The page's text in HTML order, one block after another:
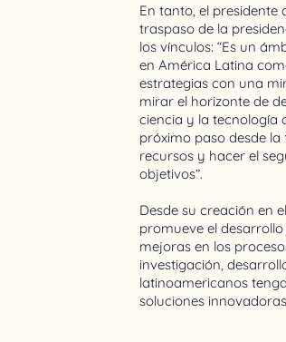
En tanto, el presidente
traspaso de la
los vínculos: “Es un
en América Latina
estrategias con una
mirar el horizonte de
ciencia y la tecnología
próximo paso desde
recursos y hacer el
objetivos”.
Desde su creación en
promueve el
mejoras en los
investigación,
latinoamericanos
soluciones